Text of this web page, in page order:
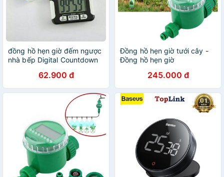
đồng hồ hẹn giờ đếm ngược
nhà bếp Digital Countdown
Clock Interval62.900 đ
Đồng hồ hẹn giờ tưới cây -
Đồng hồ hẹn giờ
245.000 đ